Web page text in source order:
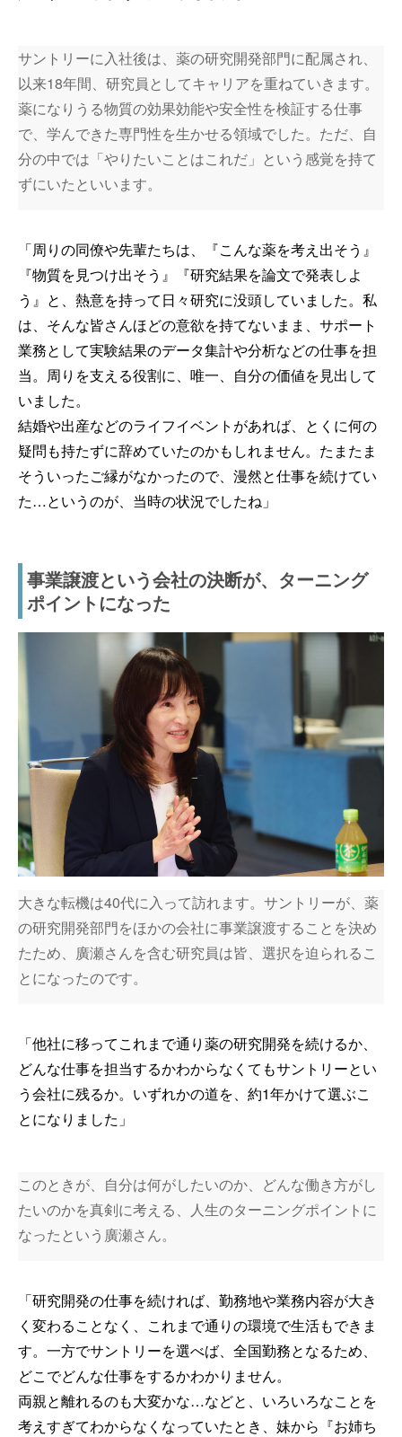
サントリーに入社後は、薬の研究開発部門に配属され、
以来18年間、研究員としてキャリアを重ねていきます。
薬になりうる物質の効果効能や安全性を検証する仕事
で、学んできた専門性を生かせる領域でした。ただ、自
分の中では「やりたいことはこれだ」という感覚を持て
ずにいたといいます。
「周りの同僚や先輩たちは、『こんな薬を考え出そう』
『物質を見つけ出そう』『研究結果を論文で発表しよ
う』と、熱意を持って日々研究に没頭していました。私
は、そんな皆さんほどの意欲を持てないまま、サポート
業務として実験結果のデータ集計や分析などの仕事を担
当。周りを支える役割に、唯一、自分の価値を見出して
いました。
結婚や出産などのライフイベントがあれば、とくに何の
疑問も持たずに辞めていたのかもしれません。たまたま
そういったご縁がなかったので、漫然と仕事を続けてい
た…というのが、当時の状況でしたね」
事業譲渡という会社の決断が、ターニング
ポイントになった
大きな転機は40代に入って訪れます。サントリーが、薬
の研究開発部門をほかの会社に事業譲渡することを決め
たため、廣瀬さんを含む研究員は皆、選択を迫られるこ
とになったのです。
「他社に移ってこれまで通り薬の研究開発を続けるか、
どんな仕事を担当するかわからなくてもサントリーとい
う会社に残るか。いずれかの道を、約1年かけて選ぶこ
とになりました」
このときが、自分は何がしたいのか、どんな働き方がし
たいのかを真剣に考える、人生のターニングポイントに
なったという廣瀬さん。
「研究開発の仕事を続ければ、勤務地や業務内容が大き
く変わることなく、これまで通りの環境で生活もできま
す。一方でサントリーを選べば、全国勤務となるため、
どこでどんな仕事をするかわかりません。
両親と離れるのも大変かな…などと、いろいろなことを
考えすぎてわからなくなっていたとき、妹から『お姉ち